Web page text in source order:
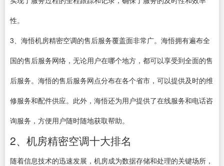
性。
3、海悟机房精密空调的售后服务覆盖面非常广。海悟拥有遍布全
国的售后服务网络，无论用户在哪个地方，都可以享受到全面的售
后服务。海悟的售后服务网点分布在各个省市，可以提供及时的维
修服务和配件供应。此外，海悟还为用户提供了在线服务和电话咨
询服务，方便用户随时随地获取帮助。
2、机房精密空调十大排名
随着信息技术的迅速发展，机房成为数据存储和处理的关键场所，